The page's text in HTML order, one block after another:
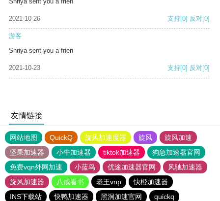
2021-10-26 支持[0] 反对[0]
游客
Shriya sent you a frien
2021-10-23 支持[0] 反对[0]
友情链接
网站地图 QuickQ 旋风加速度器 旋风
旋风加速
坚果加速器
小牛加速器 tiktok加速器
狗急加速器官网
免费vqn外网加速
小蓝鸟 优途加速器官网
风驰加速器
旋风加速器
八戒看书 老王vnp
快橙加速器
INS下载站
快鸭加速器 黑洞加速官网 quickq